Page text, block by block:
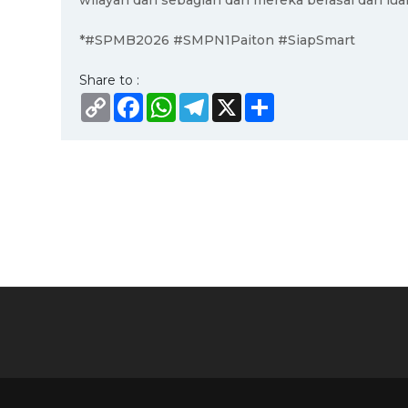
*#SPMB2026 #SMPN1Paiton #SiapSmart
Share to :
Copy
Link
FacebookWhatsApp
Telegram
X